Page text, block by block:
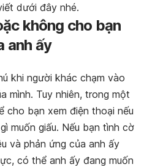
dưới đây nhé.
không cho bạn
anh ấy
khi người khác chạm vào
mình. Tuy nhiên, trong một
cho bạn xem điện thoại nếu
muốn giấu. Nếu bạn tình cờ
và phản ứng của anh ấy
có thể anh ấy đang muốn